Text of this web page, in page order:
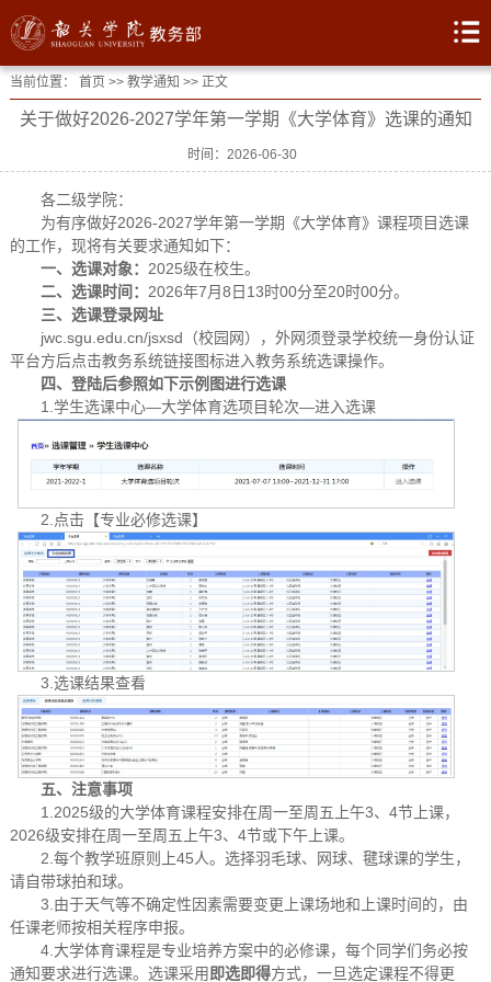
当前位置： 首页 >> 教学通知 >> 正文
关于做好2026-2027学年第一学期《大学体育》选课的通知
时间：2026-06-30
各二级学院：
为有序做好2026-2027学年第一学期《大学体育》课程项目选课
的工作，现将有关要求通知如下：
一、选课对象： 2025级在校生。
二、选课时间： 2026年7月8日13时00分至20时00分。
三、选课登录网址
jwc.sgu.edu.cn/jsxsd（校园网），外网须登录学校统一身份认证
平台方后点击教务系统链接图标进入教务系统选课操作。
四、登陆后参照如下示例图进行选课
1.学生选课中心—大学体育选项目轮次—进入选课
2.点击【专业必修选课】
3.选课结果查看
五、注意事项
1.2025级的大学体育课程安排在周一至周五上午3、4节上课，
2026级安排在周一至周五上午3、4节或下午上课。
2.每个教学班原则上45人。选择羽毛球、网球、毽球课的学生，
请自带球拍和球。
3.由于天气等不确定性因素需要变更上课场地和上课时间的，由
任课老师按相关程序申报。
4.大学体育课程是专业培养方案中的必修课，每个同学们务必按
通知要求进行选课。选课采用 即选即得方式，一旦选定课程不得更